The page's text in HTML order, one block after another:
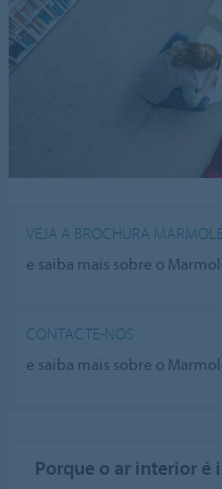
VEJA A BROCHURA
e saiba mais sobre o
CONTACTE-NOS
e saiba mais sobre o
Porque o ar interior é